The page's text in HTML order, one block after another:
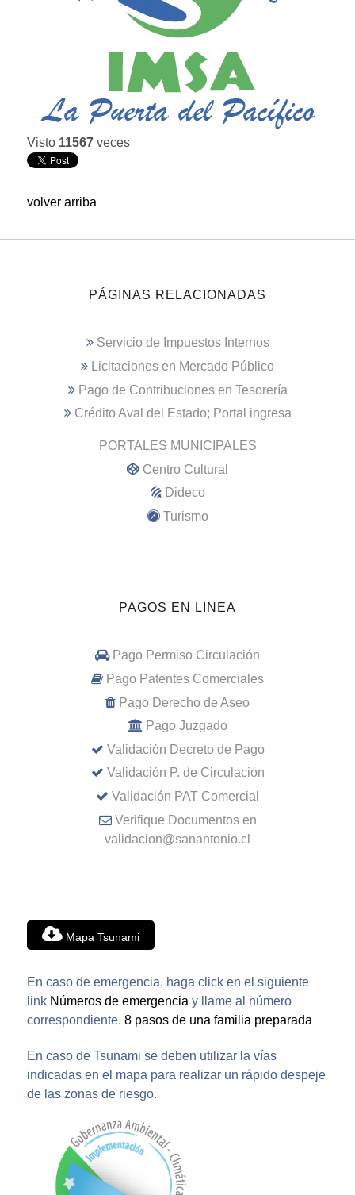
Visto 11567 veces
volver arriba
PÁGINAS RELACIONADAS
Servicio de Impuestos Internos
Licitaciones en Mercado Público
Pago de Contribuciones en Tesorería
Crédito Aval del Estado; Portal ingresa
PORTALES MUNICIPALES
Centro Cultural
Dideco
Turismo
PAGOS EN LINEA
Pago Permiso Circulación
Pago Patentes Comerciales
Pago Derecho de Aseo
Pago Juzgado
Validación Decreto de Pago
Validación P. de Circulación
Validación PAT Comercial
Verifique Documentos en
validacion@sanantonio.cl
Mapa Tsunami
En caso de emergencia, haga click en el siguiente
link Números de emergencia y llame al número
correspondiente. 8 pasos de una familia preparada
En caso de Tsunami se deben utilizar la vías
indicadas en el mapa para realizar un rápido despeje
de las zonas de riesgo.